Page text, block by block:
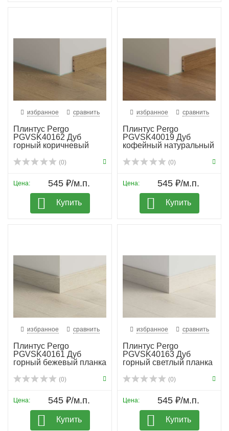
избранное сравнить
Плинтус Pergo
PGVSK40162 Дуб
горный коричневый
(0)
Цена: 545 ₽/м.п.
Купить
избранное сравнить
Плинтус Pergo
PGVSK40019 Дуб
кофейный натуральный
(0)
Цена: 545 ₽/м.п.
Купить
избранное сравнить
Плинтус Pergo
PGVSK40161 Дуб
горный бежевый планка
(0)
Цена: 545 ₽/м.п.
Купить
избранное сравнить
Плинтус Pergo
PGVSK40163 Дуб
горный светлый планка
(0)
Цена: 545 ₽/м.п.
Купить